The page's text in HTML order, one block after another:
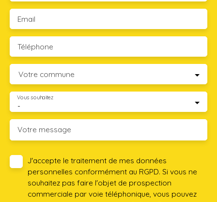
Email
Téléphone
Votre commune
-
Vous souhaitez
Votre message
J'accepte le traitement de mes données
personnelles conformément au RGPD. Si vous ne
souhaitez pas faire l'objet de prospection
commerciale par voie téléphonique, vous pouvez